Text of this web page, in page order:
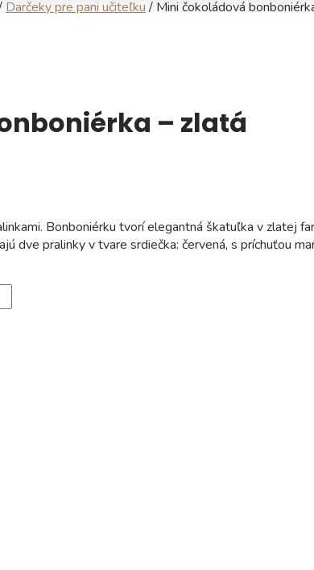
Darčeky pre pani učiteľku / Mini čokoládová
– zlatá
Bonboniérku tvorí elegantná škatuľka v zlatej
dve pralinky v tvare srdiečka: červená, s príchuťou